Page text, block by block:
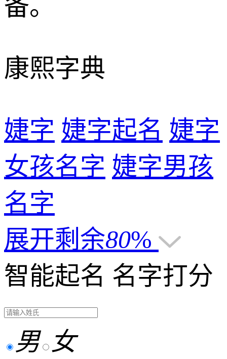
备。
康熙字典
婕字 婕字起名 婕字
女孩名字 婕字男孩
名字
展开剩余80%
智能起名 名字打分
男 女